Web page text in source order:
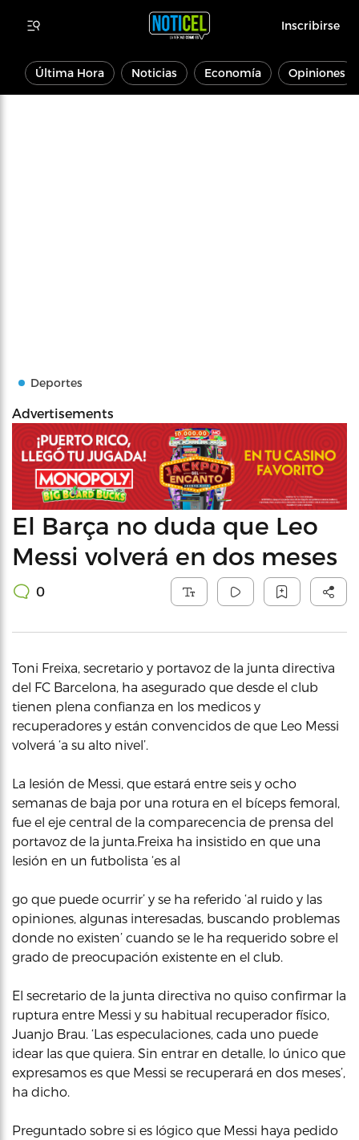
Inscribirse
Última Hora Noticias Economía Opiniones
Deportes
Advertisements
El Barça no duda que Leo
Messi volverá en dos meses
0
Toni Freixa, secretario y portavoz de la junta directiva
del FC Barcelona, ha asegurado que desde el club
tienen plena confianza en los medicos y
recuperadores y están convencidos de que Leo Messi
volverá ‘a su alto nivel’.
La lesión de Messi, que estará entre seis y ocho
semanas de baja por una rotura en el bíceps femoral,
fue el eje central de la comparecencia de prensa del
portavoz de la junta.Freixa ha insistido en que una
lesión en un futbolista ‘es al
go que puede ocurrir’ y se ha referido ‘al ruido y las
opiniones, algunas interesadas, buscando problemas
donde no existen’ cuando se le ha requerido sobre el
grado de preocupación existente en el club.
El secretario de la junta directiva no quiso confirmar la
ruptura entre Messi y su habitual recuperador físico,
Juanjo Brau. ‘Las especulaciones, cada uno puede
idear las que quiera. Sin entrar en detalle, lo único que
expresamos es que Messi se recuperará en dos meses’,
ha dicho.
Preguntado sobre si es lógico que Messi haya pedido